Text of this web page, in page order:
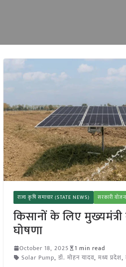
राज्य कृषि समाचार (STATE NEWS) सरकारी
किसानों के लिए
घोषणा
October 18, 2025
1 min read
Solar Pump, डॉ. मोहन यादव, मध्य प्रदेश,